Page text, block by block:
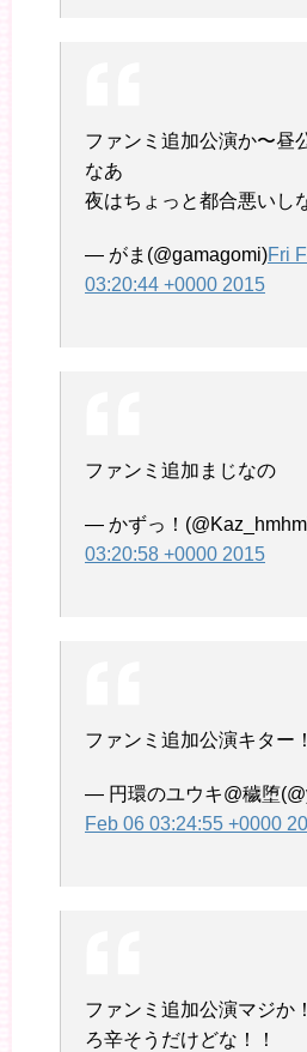
ファンミ追加公演か〜昼
なあ
夜はちょっと都合悪いし
— がま(@gamagomi)Fri
03:20:44 +0000 2015
ファンミ追加まじなの
— かずっ！
03:20:58 +0000 2015
ファンミ追加公演キター
— 円環のユウキ@穢堕
Feb 06 03:24:55 +0000
ファンミ追加公演マジか
ろ辛そうだけどな！！